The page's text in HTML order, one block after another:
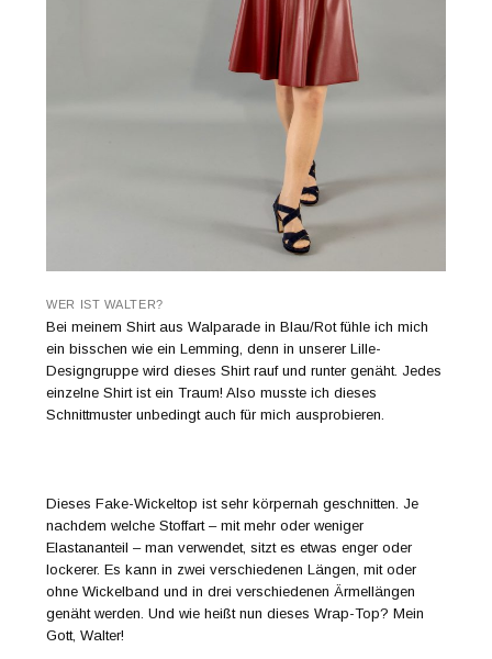
WER IST WALTER?
Bei meinem Shirt aus Walparade in Blau/Rot fühle ich mich
ein bisschen wie ein Lemming, denn in unserer Lille-
Designgruppe wird dieses Shirt rauf und runter genäht. Jedes
einzelne Shirt ist ein Traum! Also musste ich dieses
Schnittmuster unbedingt auch für mich ausprobieren.
Dieses Fake-Wickeltop ist sehr körpernah geschnitten. Je
nachdem welche Stoffart – mit mehr oder weniger
Elastananteil – man verwendet, sitzt es etwas enger oder
lockerer. Es kann in zwei verschiedenen Längen, mit oder
ohne Wickelband und in drei verschiedenen Ärmellängen
genäht werden. Und wie heißt nun dieses Wrap-Top? Mein
Gott, Walter!